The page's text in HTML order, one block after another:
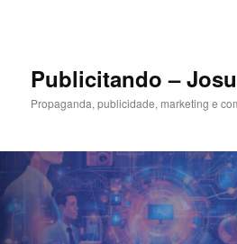
principalPublicitando –
Propaganda, publicidade, marketing e